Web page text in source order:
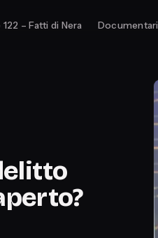
122 – Fatti di Nera Documentari